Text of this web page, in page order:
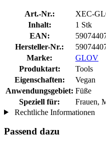
Art.-Nr.:
XEC-
Inhalt:
1 Stk
EAN:
Hersteller-Nr.:
Marke:
GLOV
Produktart:
Tools
Eigenschaften:
Vegan
Anwendungsgebiet: Füße
Speziell für:
Frauen,
Rechtliche Informationen
Passend dazu